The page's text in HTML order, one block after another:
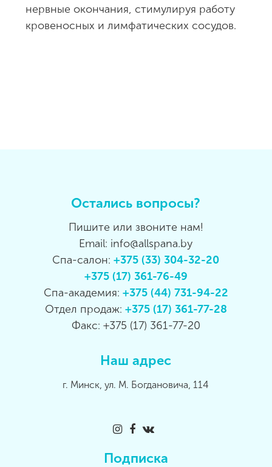
нервные окончания, стимулируя работу
кровеносных и лимфатических сосудов.
Остались вопросы?
Пишите или звоните нам!
Email: info@allspana.by
Спа-салон:+375 (33) 304-32-20
+375 (17) 361-76-49
Спа-академия: +375 (44) 731-94-22
Отдел продаж: +375 (17) 361-77-28
Факс: +375 (17) 361-77-20
Наш адрес
г. Минск, ул. М. Богдановича, 114
Подписка